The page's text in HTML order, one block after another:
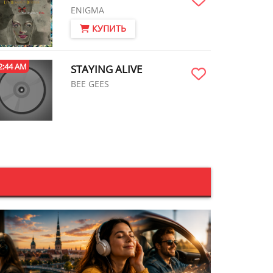
ENIGMA
КУПИТЬ
AM STAYING ALIVE
BEE GEES